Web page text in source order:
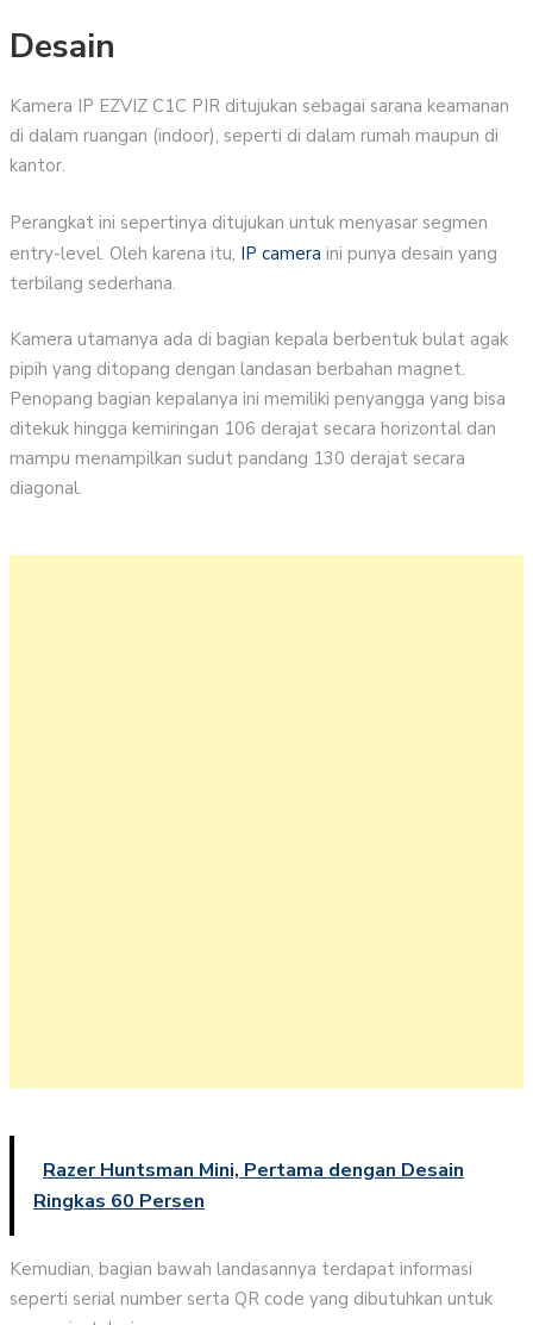
Desain
Kamera IP EZVIZ C1C PIR ditujukan sebagai sarana keamanan
di dalam ruangan (indoor), seperti di dalam rumah maupun di
kantor.
Perangkat ini sepertinya ditujukan untuk menyasar segmen
entry-level. Oleh karena itu, IP camera ini punya desain yang
terbilang sederhana.
Kamera utamanya ada di bagian kepala berbentuk bulat agak
pipih yang ditopang dengan landasan berbahan magnet.
Penopang bagian kepalanya ini memiliki penyangga yang bisa
ditekuk hingga kemiringan 106 derajat secara horizontal dan
mampu menampilkan sudut pandang 130 derajat secara
diagonal.
Razer Huntsman Mini, Pertama dengan Desain
Ringkas 60 Persen
Kemudian, bagian bawah landasannya terdapat informasi
seperti serial number serta QR code yang dibutuhkan untuk